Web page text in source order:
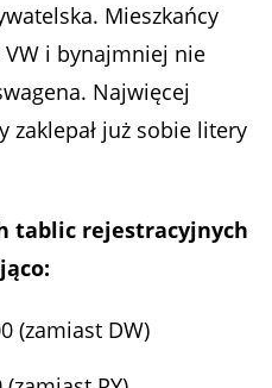
Mieszkańcy
VW i bynajmniej nie
Najwięcej
zaklepał już sobie litery
tablic rejestracyjnych
(zamiast DW)